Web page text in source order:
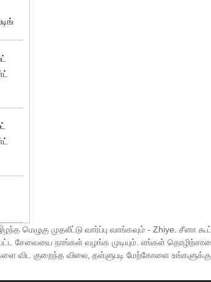
மெழுகு முதலீட்டு வார்ப்பு வாங்கவும் - Zhiye. சீனா
சேவையை நாங்கள் வழங்க முடியும். எங்கள் தொழிற்சாலை
விட குறைந்த விலை, தள்ளுபடி மேற்கோளை